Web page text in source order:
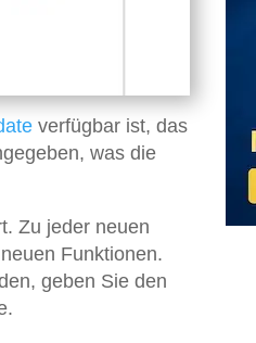
verfügbar ist, das
was die
Zu jeder neuen
Funktionen.
geben Sie den